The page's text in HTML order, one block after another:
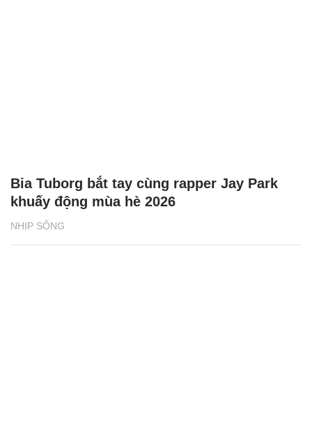
NHỊP SỐNG
Bia Tuborg bắt tay cùng rapper Jay Park
khuấy động mùa hè 2026